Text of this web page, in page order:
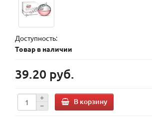
Доступность:
Товар в наличии
39.20 руб.
В корзину